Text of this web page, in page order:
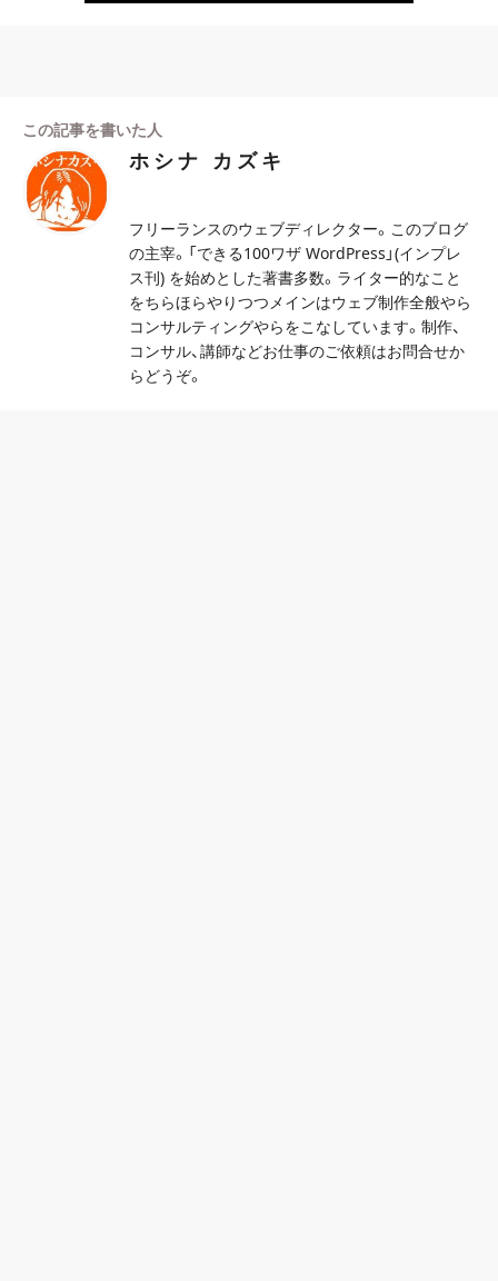
この記事を書いた人
ホシナ カズキ
フリーランスのウェブディレクター。このブログ
の主宰。「できる100ワザ WordPress」(インプレ
ス刊) を始めとした著書多数。ライター的なこと
をちらほらやりつつメインはウェブ制作全般やら
コンサルティングやらをこなしています。制作、
コンサル、講師などお仕事のご依頼はお問合せか
らどうぞ。